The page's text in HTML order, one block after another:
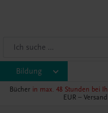
Bildung
Bücher in max. 48 Stunden bei
EUR –